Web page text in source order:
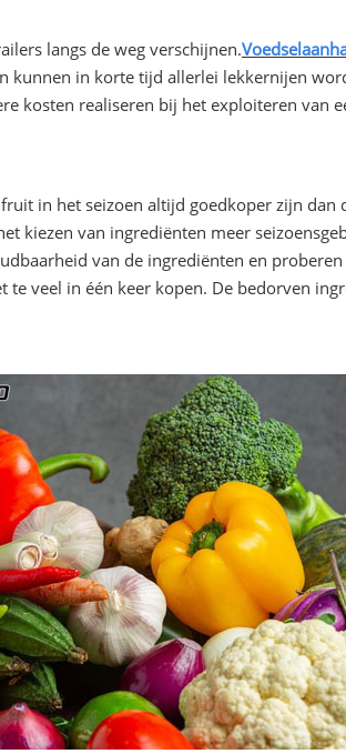
langs de weg verschijnen.
in korte tijd allerlei lekkernijen
kosten realiseren bij het exploiteren van
in het seizoen altijd goedkoper zijn
kiezen van ingrediënten meer
van de ingrediënten en
veel in één keer kopen. De bedorven